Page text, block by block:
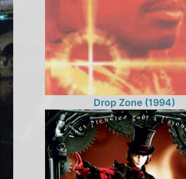
Drop Zone (1994)